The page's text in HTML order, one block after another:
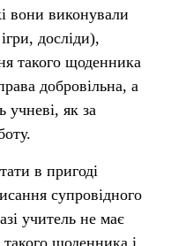
вони виконували
досліди),
такого щоденника
добровільна, а
учневі, як за
в пригоді
супровідного
учитель не має
такого щоденника і